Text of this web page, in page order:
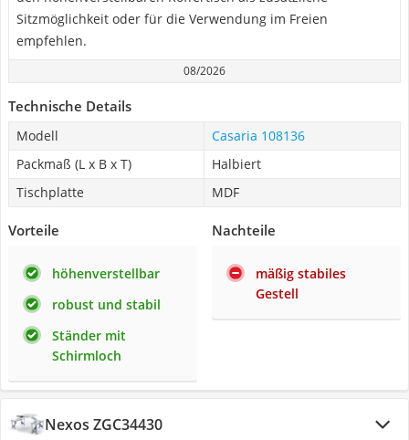
Sitzmöglichkeit oder für die Verwendung im Freien
empfehlen.
08/2026
Technische Details
Modell
Casaria 108136
Packmaß (L x B x T)
Halbiert
Tischplatte
MDF
Vorteile
höhenverstellbar
robust und stabil
Ständer mit
Schirmloch
Nachteile
mäßig stabiles
Gestell
Nexos ZGC34430